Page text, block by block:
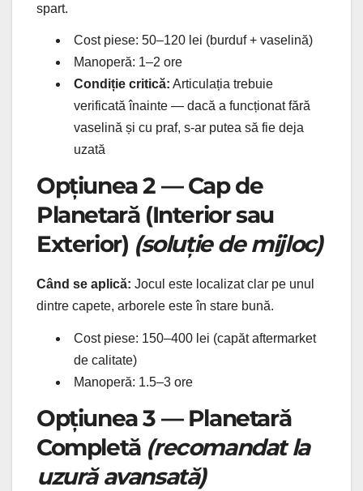
spart.
Cost piese: 50–120 lei (burduf + vaselină)
Manoperă: 1–2 ore
Condiție critică: Articulația trebuie
verificată înainte — dacă a funcționat fără
vaselină și cu praf, s-ar putea să fie deja
uzată
Opțiunea 2 — Cap de
Planetară (Interior sau
Exterior) (soluție de mijloc)
Când se aplică: Jocul este localizat clar pe unul
dintre capete, arborele este în stare bună.
Cost piese: 150–400 lei (capăt aftermarket
de calitate)
Manoperă: 1.5–3 ore
Opțiunea 3 — Planetară
Completă (recomandat la
uzură avansată)